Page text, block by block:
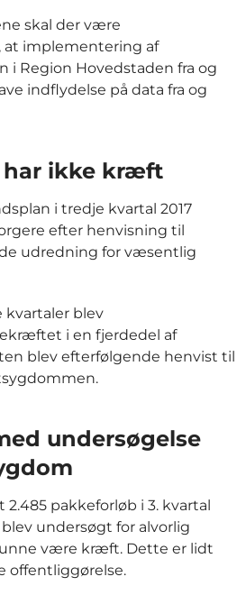
skal der være
implementering af
i Region Hovedstaden fra og
indflydelse på data fra og
har ikke kræft
i tredje kvartal 2017
efter henvisning til
udredning for væsentlig
kvartaler blev
i en fjerdedel af
blev efterfølgende henvist til
undersøgelse
pakkeforløb i 3. kvartal
undersøgt for alvorlig
være kræft. Dette er lidt
offentliggørelse.